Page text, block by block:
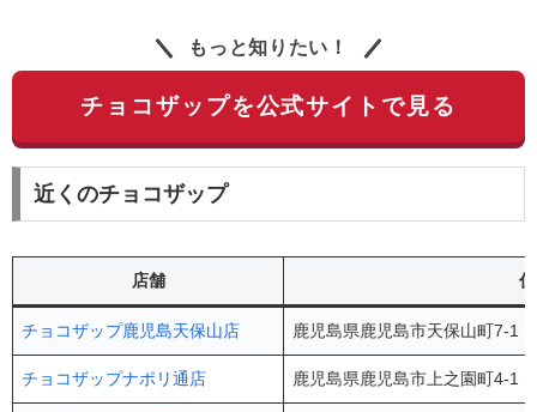
もっと知りたい！
チョコザップを公式サイトで見る
近くのチョコザップ
店舗
チョコザップ鹿児島天保山店 鹿児島県鹿児島市天保山町7-
チョコザップナポリ通店 鹿児島県鹿児島市上之園町4-